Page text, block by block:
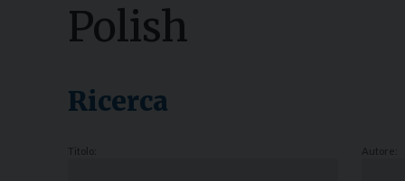
Polish
Ricerca
Titolo: Autore: